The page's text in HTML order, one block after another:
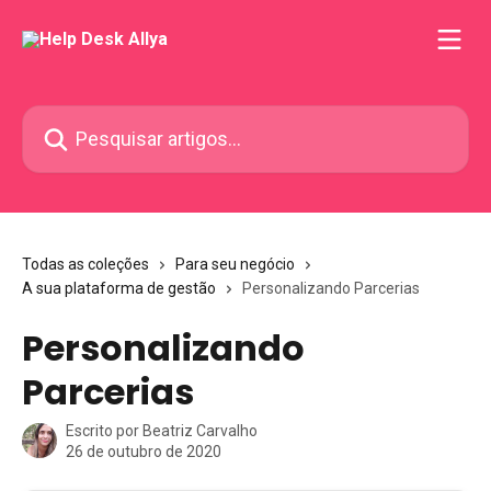
Pesquisar artigos...
Todas as coleções
Para seu negócio
A sua plataforma de gestão
Personalizando Parcerias
Personalizando
Parcerias
Escrito por Beatriz Carvalho
26 de outubro de 2020